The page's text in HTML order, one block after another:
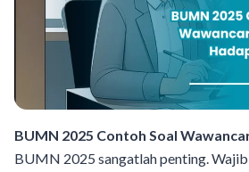
BUMN 2025 Contoh Soal
BUMN 2025 sangatlah penting.